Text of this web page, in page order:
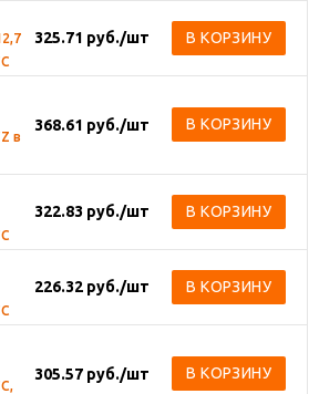
325.71 руб./шт В КОРЗИНУ
в
368.61 руб./шт В КОРЗИНУ
322.83 руб./шт В КОРЗИНУ
226.32 руб./шт В КОРЗИНУ
305.57 руб./шт В КОРЗИНУ